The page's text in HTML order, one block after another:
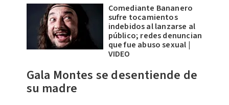
Comediante Bananero
sufre tocamientos
indebidos al lanzarse al
público; redes denuncian
que fue abuso sexual |
VIDEO
​Gala Montes se desentiende de
su madre